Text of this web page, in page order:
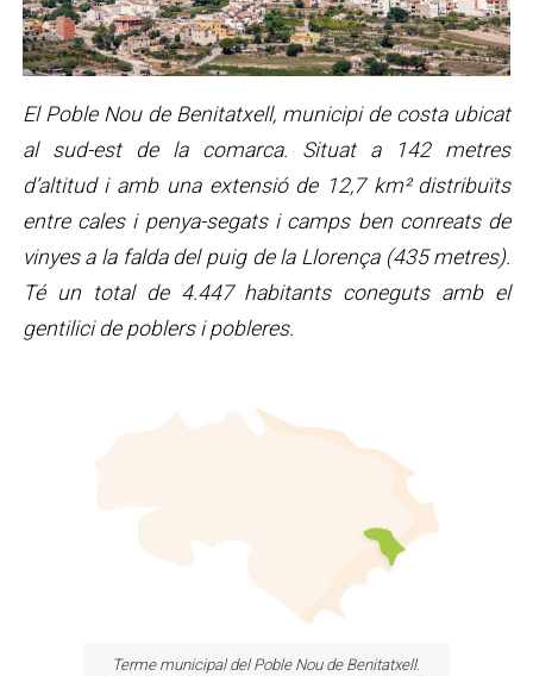
El Poble Nou de Benitatxell, municipi de costa ubicat
al sud-est de la comarca. Situat a 142 metres
d’altitud i amb una extensió de 12,7 km² distribuïts
entre cales i penya-segats i camps ben conreats de
vinyes a la falda del puig de la Llorença (435 metres).
Té un total de 4.447 habitants coneguts amb el
gentilici de poblers i pobleres.
Terme municipal del Poble Nou de Benitatxell.